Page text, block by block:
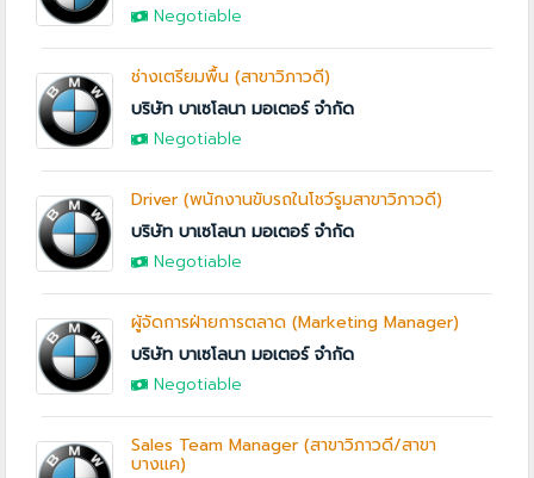
Negotiable
ช่างเตรียมพื้น (สาขาวิภาวดี)
บริษัท บาเซโลนา มอเตอร์ จำกัด
Negotiable
Driver (พนักงานขับรถในโชว์รูมสาขาวิภาวดี)
บริษัท บาเซโลนา มอเตอร์ จำกัด
Negotiable
ผู้จัดการฝ่ายการตลาด (Marketing Manager)
บริษัท บาเซโลนา มอเตอร์ จำกัด
Negotiable
Sales Team Manager (สาขาวิภาวดี/สาขา
บางแค)